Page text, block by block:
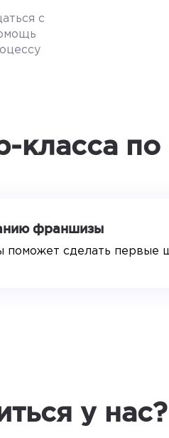
с
класса
франшизы
сделать первые
у нас?